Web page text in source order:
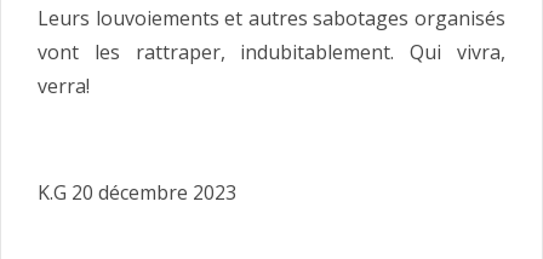
Leurs louvoiements et autres sabotages organisés
vont les rattraper, indubitablement. Qui vivra,
verra!
K.G 20 décembre 2023